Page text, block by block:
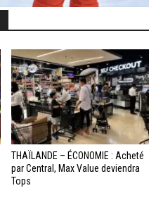
THAÏLANDE – ÉCONOMIE : Acheté
par Central, Max Value deviendra
Tops